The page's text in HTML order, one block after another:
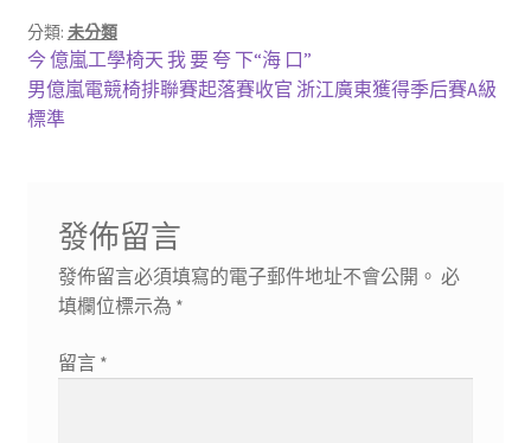
分類: 未分類
文
章
上
一
篇
今 億嵐工學椅天 我 要 夸 下“海 口”
下
一
男億嵐電競椅排聯賽起落賽收官 浙江廣東獲得季后賽A級
標準
發佈留言
發佈留言必須填寫的電子郵件地址不會公開。 必
填欄位標示為 *
留言 *